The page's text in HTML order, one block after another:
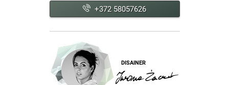
+372 58057626
DISAINER